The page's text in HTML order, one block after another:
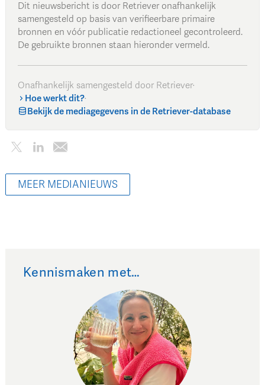
Dit nieuwsbericht is door Retriever onafhankelijk
samengesteld op basis van verifieerbare primaire
bronnen en vóór publicatie redactioneel gecontroleerd.
De gebruikte bronnen staan hieronder vermeld.
Onafhankelijk samengesteld door Retriever·
Hoe werkt dit?·
Bekijk de mediagegevens in de Retriever-database
MEER MEDIANIEUWS
Kennismaken met…